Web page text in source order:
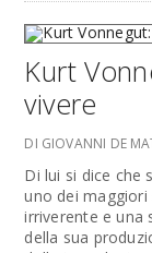
Kurt
vivere
DI GIOVANNI DE
Di lui si dice che
uno dei
irriverente e una
della sua